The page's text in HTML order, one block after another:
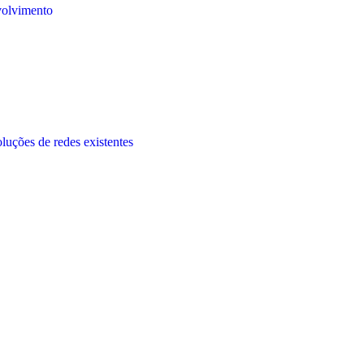
de redes existentes